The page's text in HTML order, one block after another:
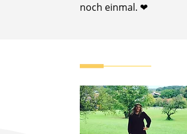
noch einmal. ❤